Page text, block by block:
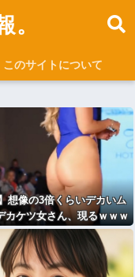
このサイトについて
想像の3倍くらいデカいム
カケツ女さん、現るｗｗｗ
ｗｗｗｗｗｗｗｗ